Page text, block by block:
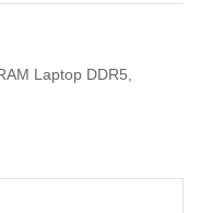
Laptop DDR5,